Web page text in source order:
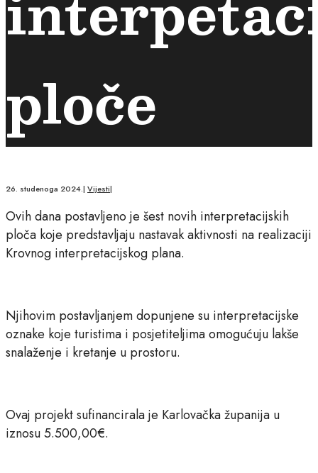
ploče
26. studenoga 2024.| Vijesti|
Ovih dana postavljeno je šest novih interpretacijskih
ploča koje predstavljaju nastavak aktivnosti na realizaciji
Krovnog interpretacijskog plana.
Njihovim postavljanjem dopunjene su interpretacijske
oznake koje turistima i posjetiteljima omogućuju lakše
snalaženje i kretanje u prostoru.
Ovaj projekt sufinancirala je Karlovačka županija u
iznosu 5.500,00€.